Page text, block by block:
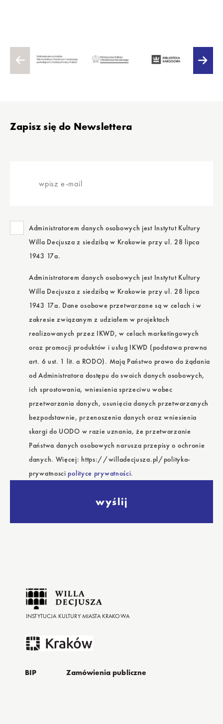
StopkaZapisz się do Newslettera
Administratorem danych osobowych jest Instytut Kultury
Willa Decjusza z siedzibą w Krakowie przy ul. 28 lipca
1943 17a.
Administratorem danych osobowych jest Instytut Kultury
Willa Decjusza z siedzibą w Krakowie przy ul. 28 lipca
1943 17a. Dane osobowe przetwarzane są w celach i w
zakresie związanym z udziałem w projektach
realizowanych przez IKWD, w celach marketingowych
oraz promocji produktów i usług IKWD (podstawa prawna
art. 6 ust. 1 lit. a RODO). Mają Państwo prawo do żądania
od Administratora dostępu do swoich danych osobowych,
ich sprostowania, wniesienia sprzeciwu wobec
przetwarzania danych, usunięcia danych przetwarzanych
bezpodstawnie, przenoszenia danych oraz wniesienia
skargi do UODO w razie uznania, że przetwarzanie
Państwa danych osobowych narusza przepisy o ochronie
danych. Więcej: https://willadecjusza.pl/polityka-
prywatnoscipolityce prywatności.
wyślij
INSTYTUCJA KULTURY MIASTA KRAKOWA
BIP Zamówienia publiczne